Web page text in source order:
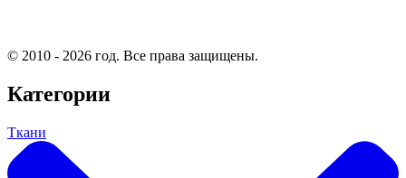
© 2010 - 2026 год. Все права защищены.
Категории
Ткани